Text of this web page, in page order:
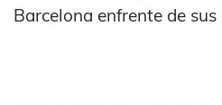
Barcelona enfrente de sus